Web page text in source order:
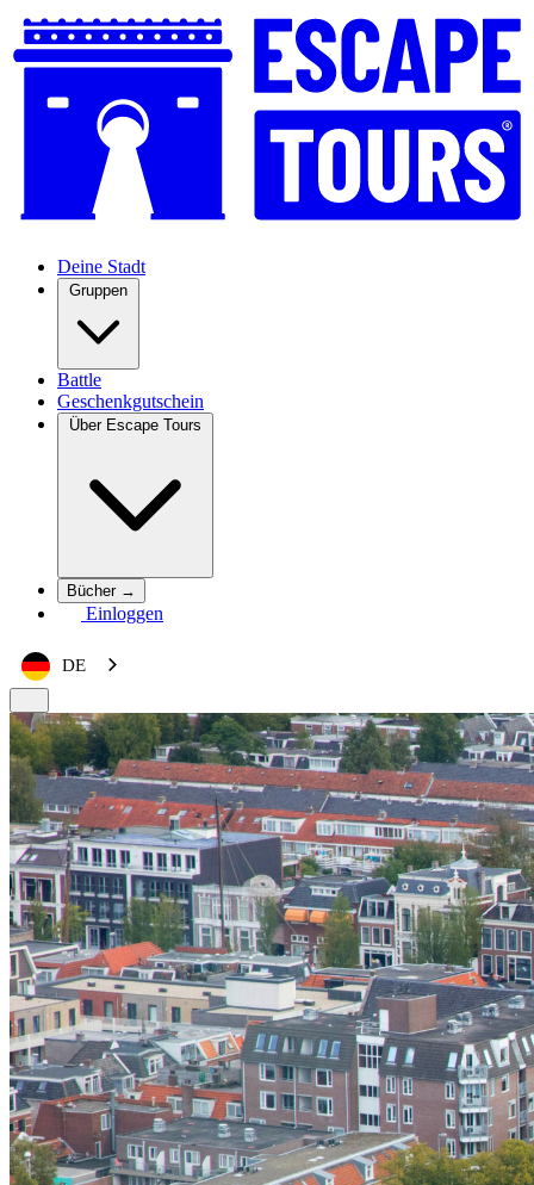
Deine Stadt
Gruppen
Battle
Geschenkgutschein
Über Escape Tours
Bücher →
Einloggen
DE